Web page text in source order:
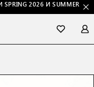
2026 И SUMMER